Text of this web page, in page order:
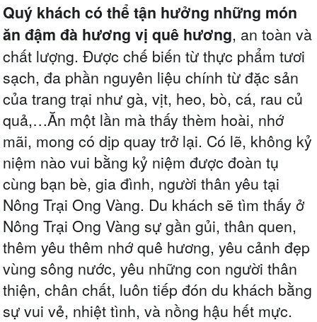
Quý khách có thể tận hưởng những món
ăn đậm đà hương vị quê hương, an toàn và
chất lượng. Được chế biến từ thực phẩm tươi
sạch, đa phần nguyên liệu chính từ đặc sản
của trang trại như gà, vịt, heo, bò, cá, rau củ
quả,…Ăn một lần mà thấy thèm hoài, nhớ
mãi, mong có dịp quay trở lại. Có lẽ, không kỷ
niệm nào vui bằng kỷ niệm được đoàn tụ
cùng bạn bè, gia đình, người thân yêu tại
Nông Trại Ong Vàng. Du khách sẽ tìm thấy ở
Nông Trại Ong Vàng sự gần gủi, thân quen,
thêm yêu thêm nhớ quê hương, yêu cảnh đẹp
vùng sông nước, yêu những con người thân
thiện, chân chất, luôn tiếp đón du khách bằng
sự vui vẻ, nhiệt tình, và nồng hậu hết mực.